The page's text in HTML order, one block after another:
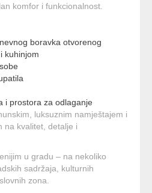
komfor i funkcionalnost.
boravka otvorenog
kuhinjom
i prostora za odlaganje
luksuznim namještajem i
na kvalitet, detalje i
u gradu – na nekoliko
sadržaja, kulturnih
zona.